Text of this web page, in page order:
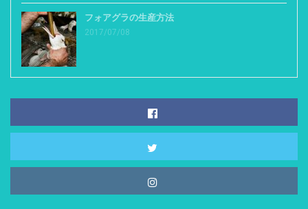
フォアグラの生産方法
2017/07/08